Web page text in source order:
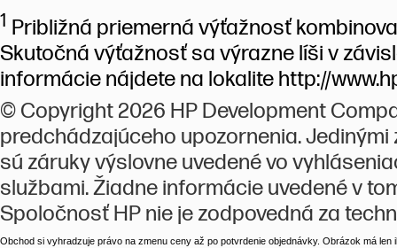
1 Približná priemerná výťažnosť
Skutočná výťažnosť sa výrazne líši v
informácie nájdete na lokalite http://
© Copyright 2026 HP Development
predchádzajúceho upozornenia.
sú záruky výslovne uvedené vo
službami. Žiadne informácie uvedené v
Spoločnosť HP nie je zodpovedná za
Obchod si vyhradzuje právo na zmenu ceny až po potvrdenie objednávky. Obrázok má len